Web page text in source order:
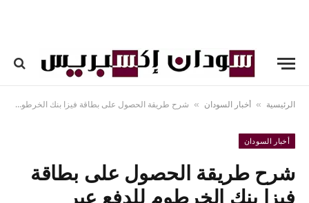
الرئيسية » أخبار السودان » شرح طريقة الحصول على بطاقة فيزا بنك الخرطوم للدفع عبر الإنترنت بسهولة
أخبار السودان
شرح طريقة الحصول على بطاقة
فيزا بنك الخرطوم للدفع عبر